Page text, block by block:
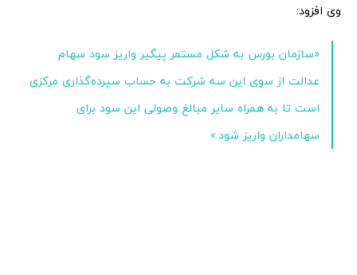
وی افزود:
«سازمان بورس به شکل مستمر پیگیر واریز سود سهام
عدالت از سوی این سه شرکت به حساب سپرده‌گذاری مرکزی
است تا به همراه سایر مبالغ وصولی این سود برای
سهامداران واریز شود.»